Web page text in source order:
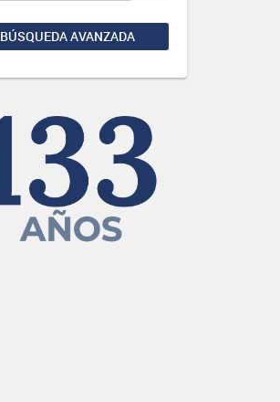
BÚSQUEDA AVANZADA